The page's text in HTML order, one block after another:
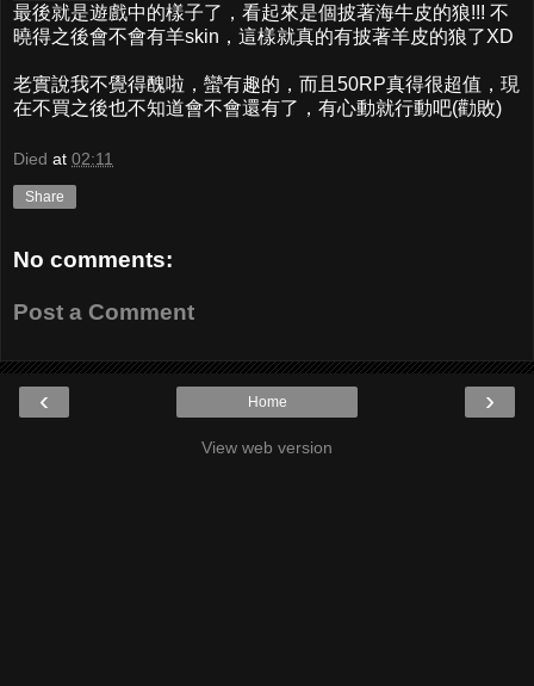
最後就是遊戲中的樣子了，看起來是個披著海牛皮的狼!!! 不
曉得之後會不會有羊skin，這樣就真的有披著羊皮的狼了XD
老實說我不覺得醜啦，蠻有趣的，而且50RP真得很超值，現
在不買之後也不知道會不會還有了，有心動就行動吧(勸敗)
Died at 02:11
Share
No comments:
Post a Comment
‹ ›
Home
View web version